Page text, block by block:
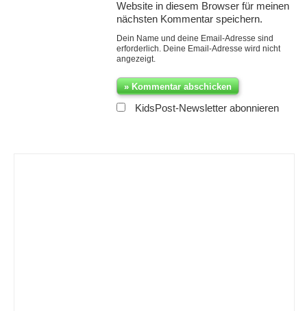
Website in diesem Browser für meinen
nächsten Kommentar speichern.
Dein Name und deine Email-Adresse sind
erforderlich. Deine Email-Adresse wird nicht
angezeigt.
KidsPost-Newsletter abonnieren